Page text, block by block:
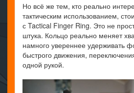
Но всё же тем, кто реально
тактическим использованием,
с Tactical Finger Ring. Это не
штука. Кольцо реально меняет
намного увереннее удерживать
быстрого движения,
одной рукой.